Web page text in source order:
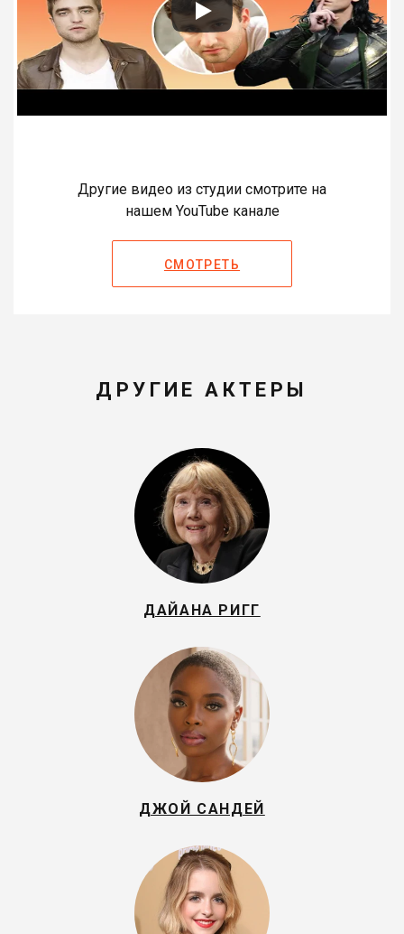
Другие видео из студии смотрите на
нашем YouTube канале
СМОТРЕТЬ
ДРУГИЕ АКТЕРЫ
ДАЙАНА РИГГ
ДЖОЙ САНДЕЙ